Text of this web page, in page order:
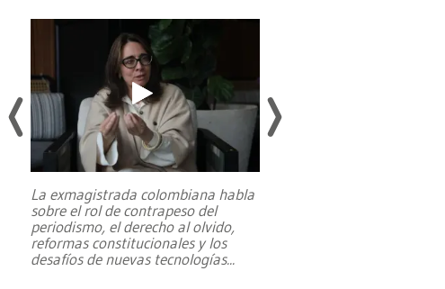
La exmagistrada colombiana habla
sobre el rol de contrapeso del
periodismo, el derecho al olvido,
reformas constitucionales y los
desafíos de nuevas tecnologías...